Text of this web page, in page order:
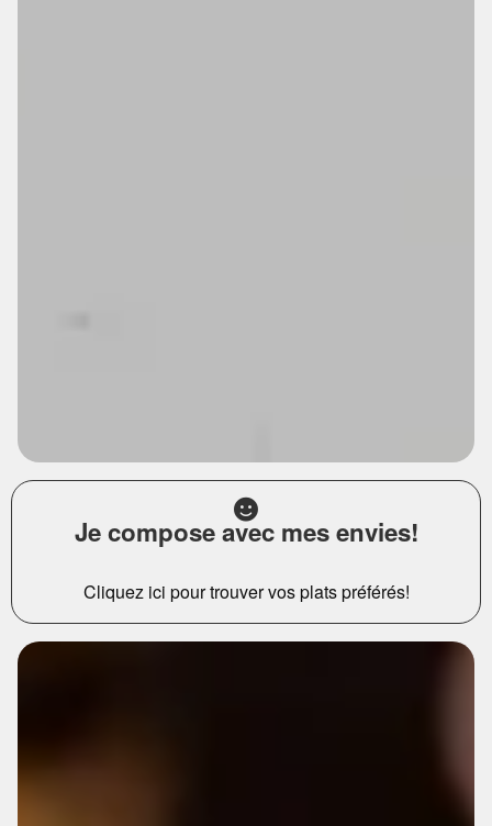
Je compose avec mes envies!
Cliquez ici pour trouver vos plats préférés!